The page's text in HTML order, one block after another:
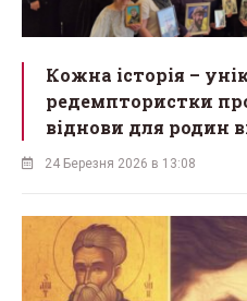
Кожна історія –
редемптористки
віднови для родин
24 Березня 2026 в 13:08